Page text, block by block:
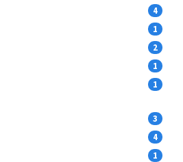
4
1
2
1
1
3
4
1